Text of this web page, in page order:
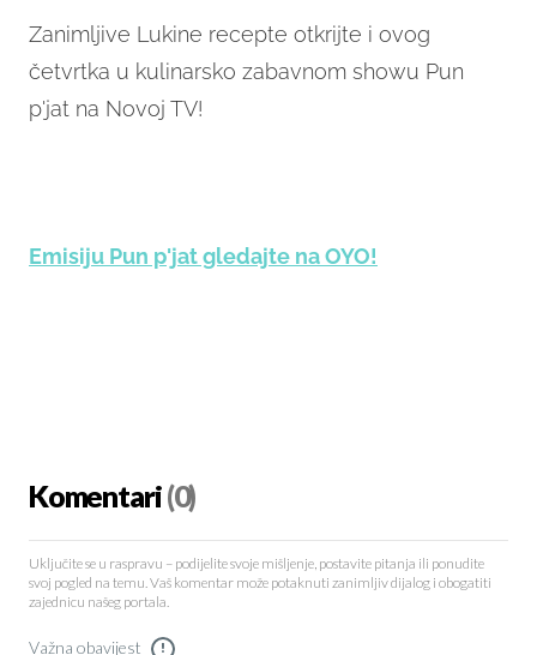
Zanimljive Lukine recepte otkrijte i ovog
četvrtka u kulinarsko zabavnom showu Pun
p'jat na Novoj TV!
Emisiju Pun p'jat gledajte na OYO!
Komentari(0)
Uključite se u raspravu – podijelite svoje mišljenje, postavite pitanja ili ponudite
svoj pogled na temu. Vaš komentar može potaknuti zanimljiv dijalog i obogatiti
zajednicu našeg portala.
Važna obavijest !